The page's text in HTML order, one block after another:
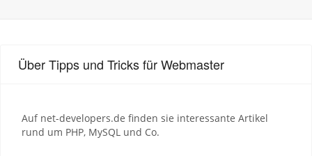
Über Tipps und Tricks für Webmaster
Auf net-developers.de finden sie interessante Artikel
rund um PHP, MySQL und Co.